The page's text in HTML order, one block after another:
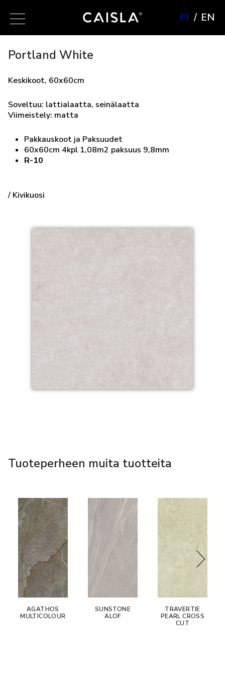
FI EN
Portland White
Keskikoot, 60x60cm
Soveltuu: lattialaatta, seinälaatta
Viimeistely: matta
Pakkauskoot ja Paksuudet
60x60cm 4kpl 1,08m2 paksuus 9,8mm
R-10
/ Kivikuosi
Tuoteperheen muita tuotteita
AGATHOS
MULTICOLOUR
SUNSTONE
ALOF
TRAVERTIE
PEARL CROSS
CUT